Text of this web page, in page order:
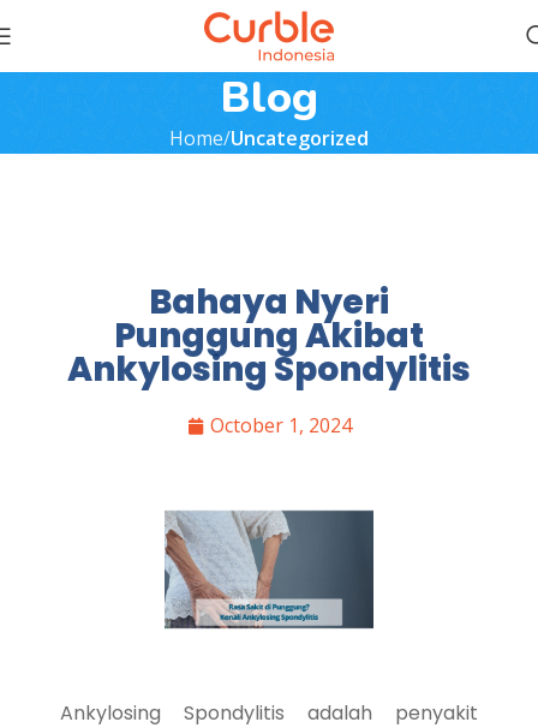
Blog
Home Uncategorized
Bahaya Nyeri
Punggung Akibat
Ankylosing Spondylitis
October 1, 2024
Ankylosing Spondylitis adalah penyakit